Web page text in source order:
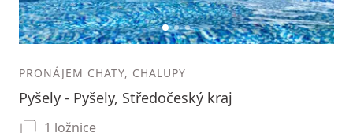
12 3
PRONÁJEM CHATY, CHALUPY
Pyšely - Pyšely, Středočeský kraj
1 ložnice